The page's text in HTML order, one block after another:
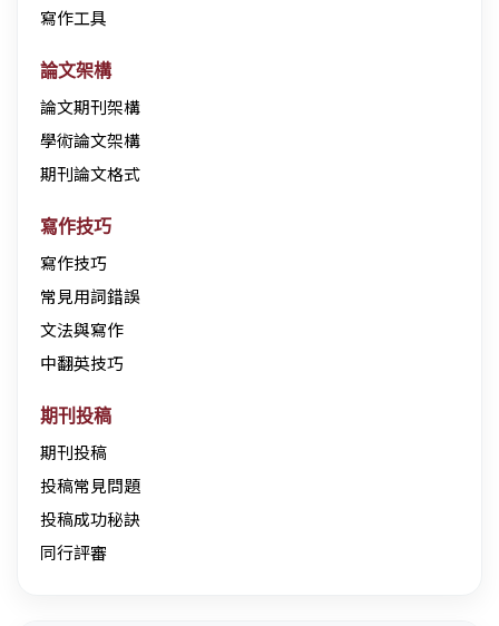
寫作工具
論文架構
論文期刊架構
學術論文架構
期刊論文格式
寫作技巧
寫作技巧
常見用詞錯誤
文法與寫作
中翻英技巧
期刊投稿
期刊投稿
投稿常見問題
投稿成功秘訣
同行評審